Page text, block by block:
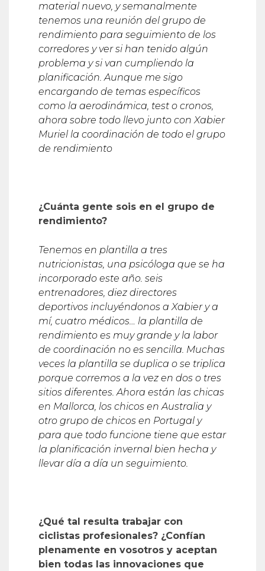
material nuevo, y semanalmente
tenemos una reunión del grupo de
rendimiento para seguimiento de los
corredores y ver si han tenido algún
problema y si van cumpliendo la
planificación. Aunque me sigo
encargando de temas específicos
como la aerodinámica, test o cronos,
ahora sobre todo llevo junto con Xabier
Muriel la coordinación de todo el grupo
de rendimiento
¿Cuánta gente sois en el grupo de
rendimiento?
Tenemos en plantilla a tres
nutricionistas, una psicóloga que se ha
incorporado este año. seis
entrenadores, diez directores
deportivos incluyéndonos a Xabier y a
mí, cuatro médicos… la plantilla de
rendimiento es muy grande y la labor
de coordinación no es sencilla. Muchas
veces la plantilla se duplica o se triplica
porque corremos a la vez en dos o tres
sitios diferentes. Ahora están las chicas
en Mallorca, los chicos en Australia y
otro grupo de chicos en Portugal y
para que todo funcione tiene que estar
la planificación invernal bien hecha y
llevar día a día un seguimiento.
¿Qué tal resulta trabajar con
ciclistas profesionales? ¿Confían
plenamente en vosotros y aceptan
bien todas las innovaciones que